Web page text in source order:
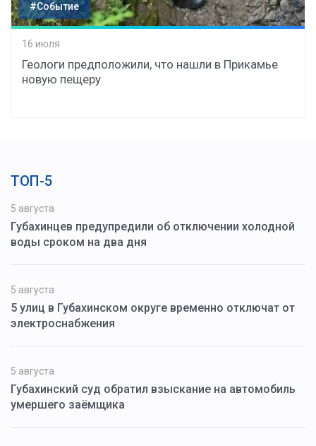
#Событие
16 июля
Геологи предположили, что нашли в Прикамье
новую пещеру
ТОП-5
5 августа
Губахинцев предупредили об отключении холодной
воды сроком на два дня
5 августа
5 улиц в Губахинском округе временно отключат от
электроснабжения
5 августа
Губахинский суд обратил взыскание на автомобиль
умершего заёмщика